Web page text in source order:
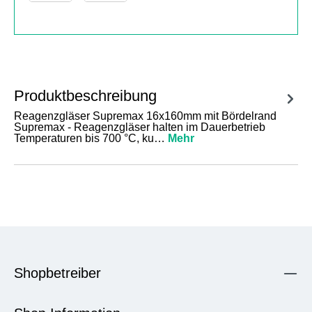
Produktbeschreibung
Reagenzgläser Supremax 16x160mm mit Bördelrand
Supremax - Reagenzgläser halten im Dauerbetrieb
Temperaturen bis 700 °C, ku… Mehr
Shopbetreiber